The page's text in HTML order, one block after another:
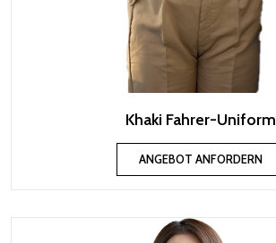
Khaki Fahrer-Uniform
ANGEBOT ANFORDERN